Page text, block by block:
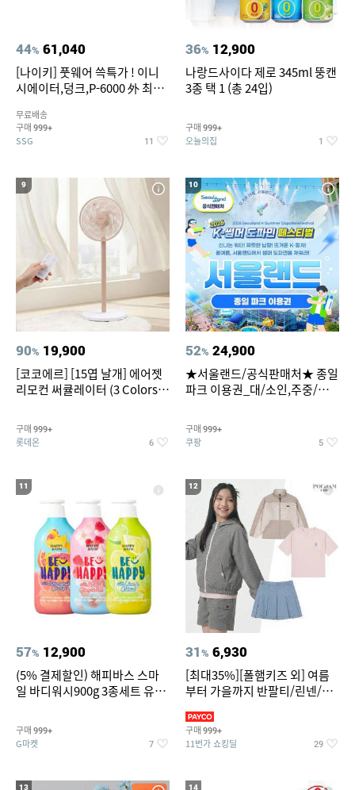
44% 61,040
[나이키] 풋웨어 쓱특가 ! 이니
시에이터,덩크,P-6000 外 최대
무료배송
구매 999+
SSG 11
36% 12,900
나랑드사이다 제로 345ml 뚱캔
3종 택 1 (총 24입)
구매 999+
오늘의집 1
9
90% 19,900
[코코에르] [15엽 날개] 에어젯
리모컨 써큘레이터 (3 Colors
구매 999+
롯데온 6
10
52% 24,900
★서울랜드/공식판매처★ 종일
파크 이용권_대/소인,주중/주
구매 999+
쿠팡 5
11
57% 12,900
(5% 결제할인) 해피바스 스마
일 바디워시900g 3종세트 유
구매 999+
G마켓 7
12
31% 6,930
[최대35%][폴햄키즈 외] 여름
부터 가을까지 반팔티/린넨/맨
구매 999+
11번가 쇼킹딜 29
13 14